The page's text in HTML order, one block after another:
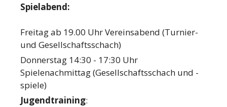
Spielabend:
Freitag ab 19.00 Uhr Vereinsabend (Turnier-
und Gesellschaftsschach)
Donnerstag 14:30 - 17:30 Uhr
Spielenachmittag (Gesellschaftsschach und -
spiele)
Jugendtraining: